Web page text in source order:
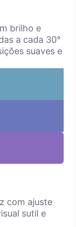
brilho e
a cada 30°
suaves e
com ajuste
sutil e